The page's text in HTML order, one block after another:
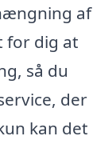
af
for dig at
så du
der
kan det